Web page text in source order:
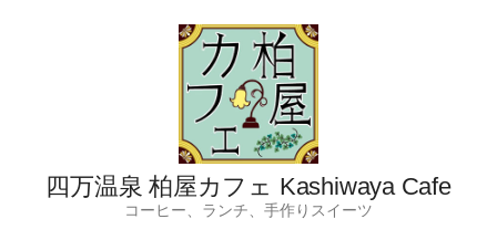
四万温泉 柏屋カフェ Kashiwaya Cafe
コーヒー、ランチ、手作りスイーツ